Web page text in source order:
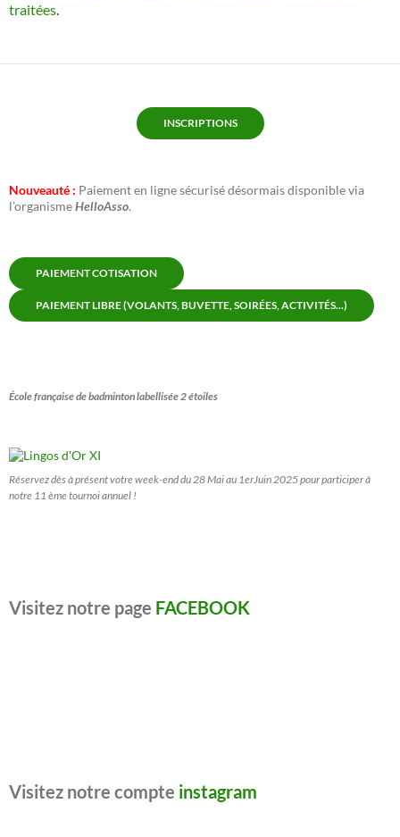
traitées.
INSCRIPTIONS
Nouveauté : Paiement en ligne sécurisé désormais disponible via
l’organismeHelloAsso.
PAIEMENT COTISATION
PAIEMENT LIBRE (VOLANTS, BUVETTE, SOIRÉES, ACTIVITÉS...)
École française de badminton labellisée 2 étoiles
Réservez dès à présent votre week-end du 28 Mai au 1erJuin 2025 pour participer à
notre 11 ème tournoi annuel !
Visitez notre page FACEBOOK
Visitez notre compte instagram